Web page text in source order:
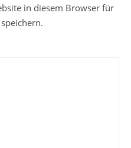
in diesem Browser für